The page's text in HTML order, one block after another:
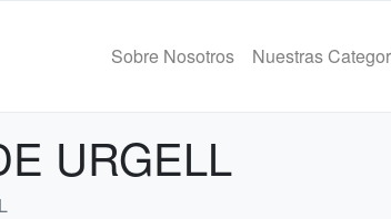
Sobre Nosotros Nuestras
URGELL